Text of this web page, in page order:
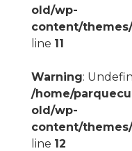
old/wp-
content/
line 11
Warning:
/home/
old/wp-
content/
line 12